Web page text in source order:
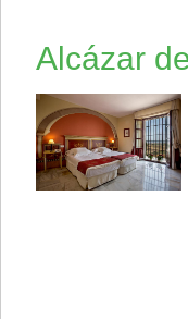
Alcázar